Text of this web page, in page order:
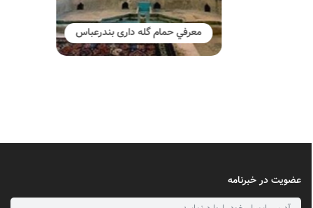
معرفي حمام گله ‎داری بندرعباس
عضویت در خبرنامه